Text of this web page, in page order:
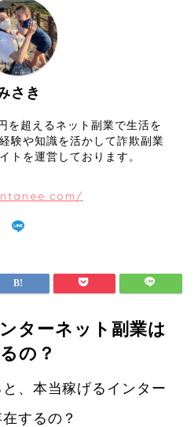
さき
を超えるネット副業で生活を
験や知識を活かして詐欺副業
トを運営しております。
ターネット副業は
の？
、本当稼げるインター
するの？